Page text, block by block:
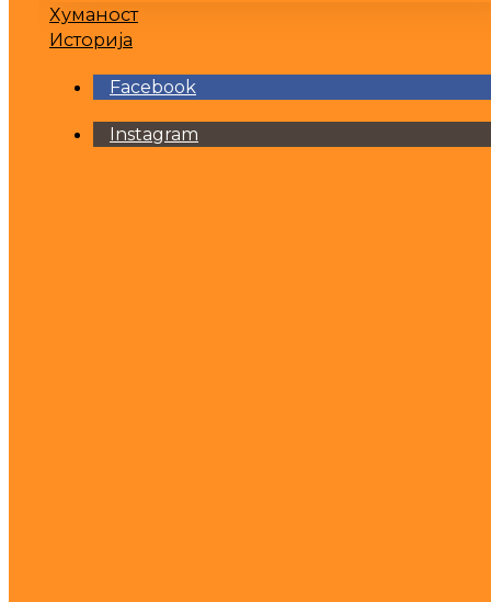
Хуманост
Историја
Facebook
Instagram